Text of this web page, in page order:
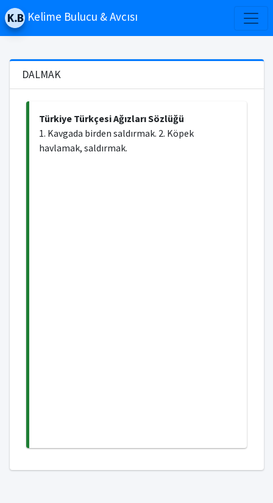
Kelime Bulucu & Avcısı
DALMAK
Türkiye Türkçesi Ağızları Sözlüğü
1. Kavgada birden saldırmak. 2. Köpek
havlamak, saldırmak.